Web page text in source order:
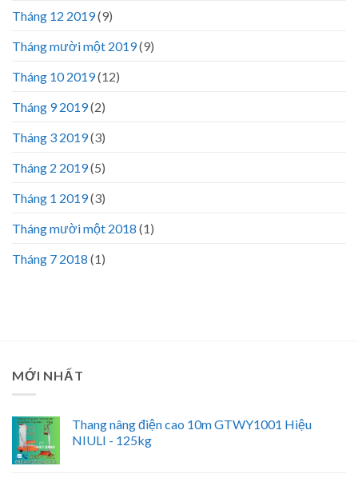
Tháng 12 2019(9)
Tháng mười một 2019(9)
Tháng 10 2019(12)
Tháng 9 2019(2)
Tháng 3 2019(3)
Tháng 2 2019(5)
Tháng 1 2019(3)
Tháng mười một 2018 (1)
Tháng 7 2018 (1)
MỚI NHẤT
Thang nâng điện cao 10m GTWY1001 Hiệu
NIULI - 125kg